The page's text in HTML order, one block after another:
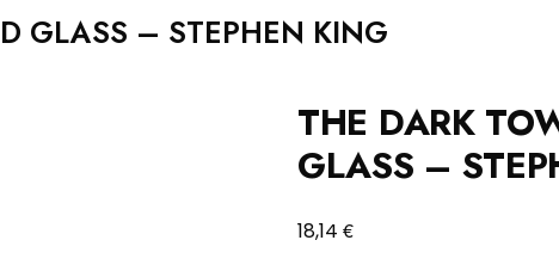
GLASS – STEPHEN KING
THE DARK
GLASS –
18,14 €